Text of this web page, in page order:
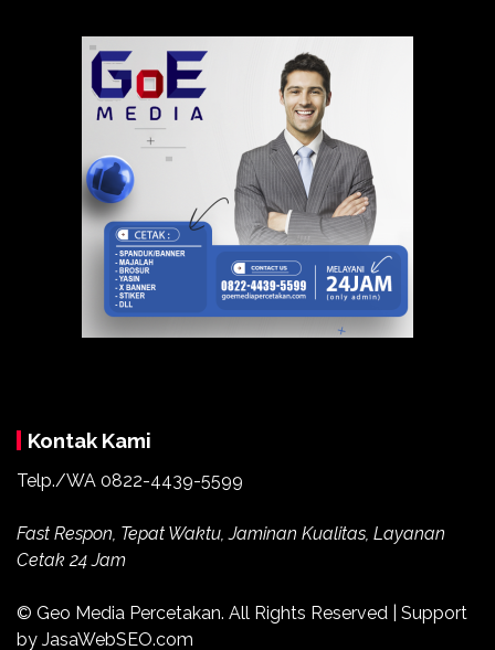
Kontak Kami
Telp./WA 0822-4439-5599
Fast Respon, Tepat Waktu, Jaminan Kualitas, Layanan
Cetak 24 Jam
© Geo Media Percetakan. All Rights Reserved | Support
by JasaWebSEO.com